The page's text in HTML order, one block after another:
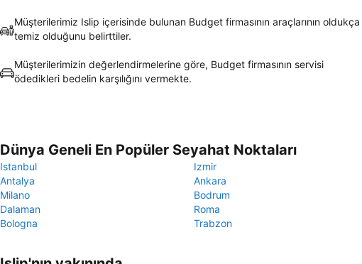
Müşterilerimiz Islip içerisinde bulunan Budget firmasının araçlarının oldukça
temiz olduğunu belirttiler.
Müşterilerimizin değerlendirmelerine göre, Budget firmasının servisi
ödedikleri bedelin karşılığını vermekte.
Dünya Geneli En Popüler Seyahat Noktaları
Istanbul
Izmir
Antalya
Ankara
Milano
Bodrum
Dalaman
Roma
Bologna
Trabzon